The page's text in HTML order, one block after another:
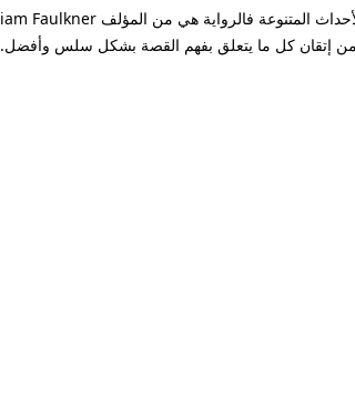
إتقان كل ما يتعلق بفهم القصة بشكل سلس وأفضل.